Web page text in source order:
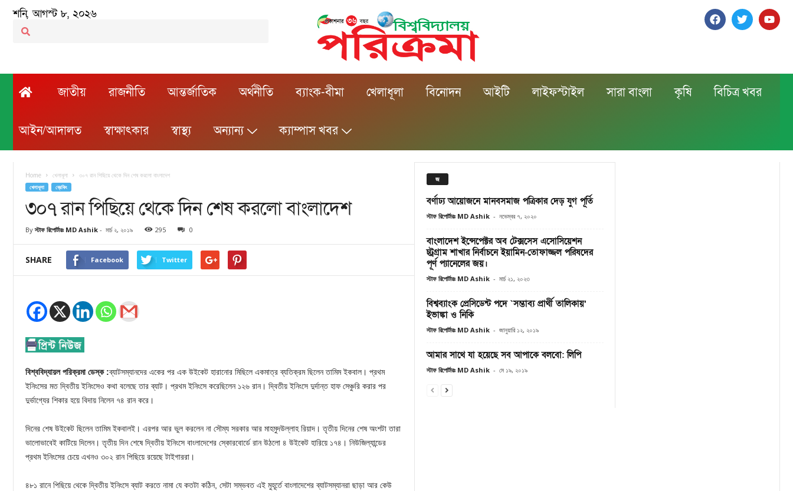
শনি, আগস্ট ৮, ২০২৬
জাতীয় রাজনীতি আন্তর্জাতিক অর্থনীতি ব্যাংক-বীমা খেলাধূলা বিনোদন আইটি লাইফস্টাইল সারা বাংলা কৃষি বিচিত্র খবর
আইন/আদালত স্বাক্ষাৎকার স্বাস্থ্য অন্যান্য ক্যাম্পাস খবর
Home খেলাধূলা ৩০৭ রান পিছিয়ে থেকে দিন শেষ করলো বাংলাদেশ
খেলাধূলা ব্রেকিং
৩০৭ রান পিছিয়ে থেকে দিন শেষ করলো বাংলাদেশ
By স্টাফ রিপোর্টারঃ MD Ashik - মার্চ ২, ২০১৯ 295 0
SHARE Facebook Twitter
বিশ্ববিদ্যায়ল পরিক্রমা ডেস্ক :ব্যাটসম্যানদের একের পর এক উইকেট হারানোর মিছিলে একমাত্র ব্যতিক্রম ছিলেন তামিম ইকবাল। প্রথম
ইনিংসের মত দ্বিতীয় ইনিংসেও কথা বলেছে তার ব্যাট। প্রথম ইনিংসে করেছিলেন ১২৬ রান। দ্বিতীয় ইনিংসে দুর্দান্ত হাফ সেঞ্চুরি করার পর
দুর্ভাগ্যের শিকার হয়ে বিদায় নিলেন ৭৪ রান করে।
দিনের শেষ উইকেট ছিলেন তামিম ইকবালই। এরপর আর ভুল করলেন না সৌম্য সরকার আর মাহমুদউল্লাহ রিয়াদ। তৃতীয় দিনের শেষ অংশটা তারা
ভালোভাবেই কাটিয়ে দিলেন। তৃতীয় দিন শেষে দ্বিতীয় ইনিংসে বাংলাদেশের স্কোরবোর্ডে রান উঠলো ৪ উইকেট হারিয়ে ১৭৪। নিউজিল্যান্ডের
প্রথম ইনিংসের চেয়ে এখনও ৩০২ রান পিছিয়ে রয়েছে টাইগাররা।
৪৮১ রানে পিছিয়ে থেকে দ্বিতীয় ইনিংসে ব্যাট করতে নামা যে কতটা কঠিন, সেটা সম্ভবত এই মুহূর্তে বাংলাদেশের ব্যাটসম্যানরা ছাড়া আর কেউ
জ
বর্ণাঢ্য আয়োজনে মানবসমাজ পত্রিকার দেড় যুগ পূর্তি
স্টাফ রিপোর্টারঃ MD Ashik - নভেম্বর ৭, ২০২০
বাংলাদেশ ইন্সেপেক্টর অব টেক্সসেস এসোসিয়েশন
চ্ট্রগ্রাম শাখার নির্বাচনে ইয়ামিন-তোফাজ্জল পরিষদের
পূর্ণ প্যানেলের জয়।
স্টাফ রিপোর্টারঃ MD Ashik - মার্চ ২১, ২০২৩
বিশ্বব্যাংক প্রেসিডেন্ট পদে `সম্ভাব্য প্রার্থী তালিকায়’
ইভাঙ্কা ও নিকি
স্টাফ রিপোর্টারঃ MD Ashik - জানুয়ারি ১২, ২০১৯
আমার সাথে যা হয়েছে সব আপাকে বলবো: লিপি
স্টাফ রিপোর্টারঃ MD Ashik - মে ১৯, ২০১৯